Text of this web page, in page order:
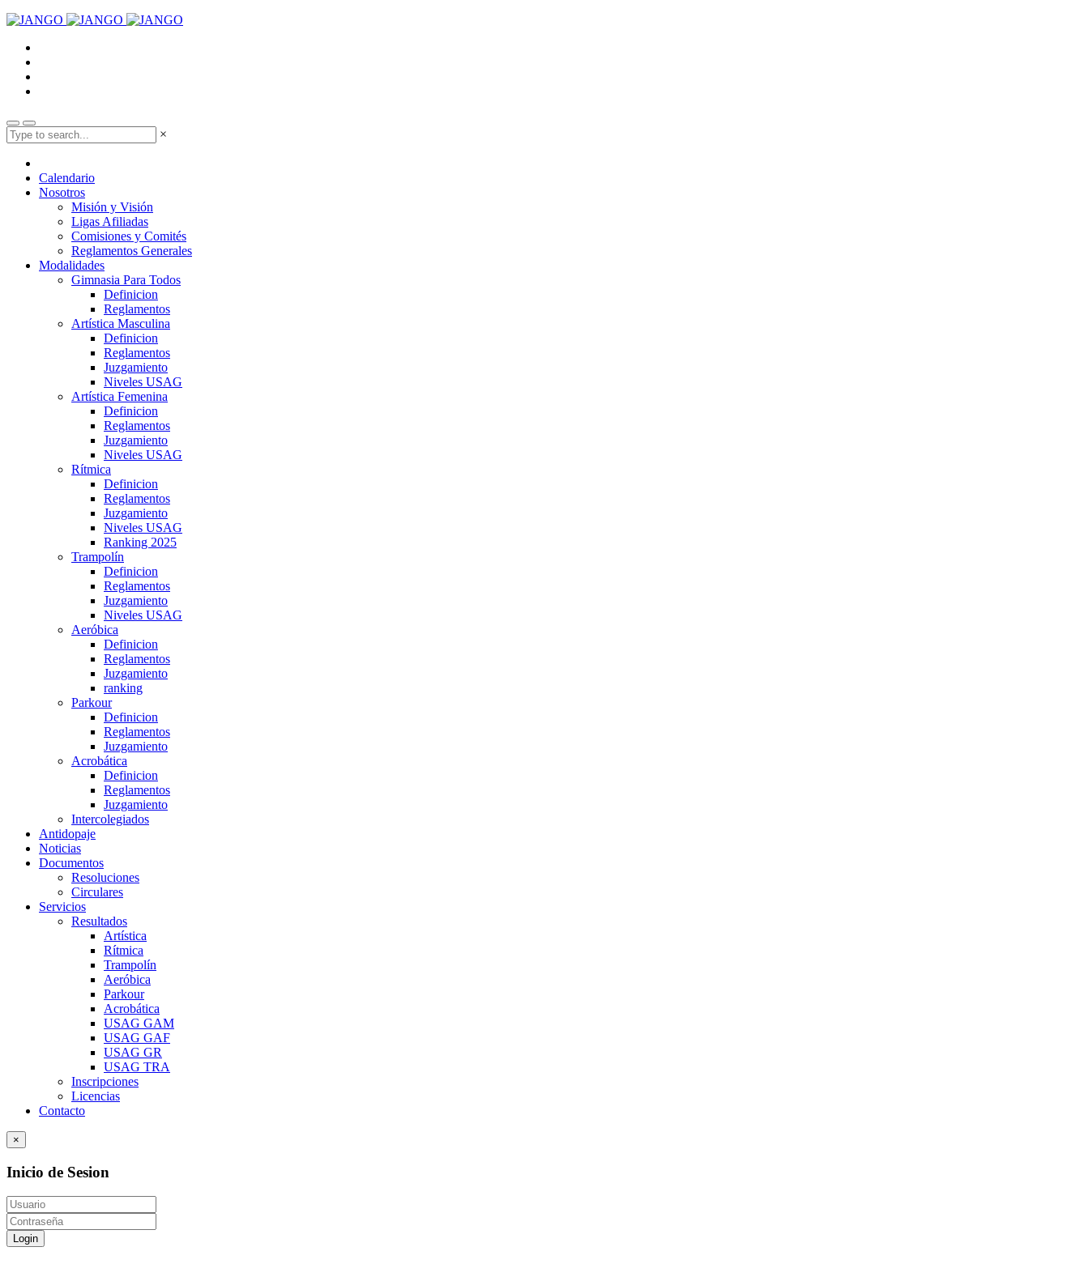
×
Calendario
Nosotros
Misión y Visión
Ligas Afiliadas
Comisiones y Comités
Reglamentos Generales
Modalidades
Gimnasia Para Todos
Definicion
Reglamentos
Artística Masculina
Definicion
Reglamentos
Juzgamiento
Niveles USAG
Artística Femenina
Definicion
Reglamentos
Juzgamiento
Niveles USAG
Rítmica
Definicion
Reglamentos
Juzgamiento
Niveles USAG
Ranking 2025
Trampolín
Definicion
Reglamentos
Juzgamiento
Niveles USAG
Aeróbica
Definicion
Reglamentos
Juzgamiento
ranking
Parkour
Definicion
Reglamentos
Juzgamiento
Acrobática
Definicion
Reglamentos
Juzgamiento
Intercolegiados
Antidopaje
Noticias
Documentos
Resoluciones
Circulares
Servicios
Resultados
Artística
Rítmica
Trampolín
Aeróbica
Parkour
Acrobática
USAG GAM
USAG GAF
USAG GR
USAG TRA
Inscripciones
Licencias
Contacto
×
Inicio de Sesion
Login